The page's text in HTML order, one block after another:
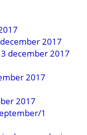
2017
december 2017
2017
2017
1